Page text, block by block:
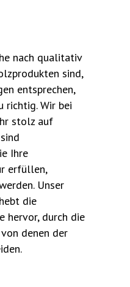
nach qualitativ
sind,
entsprechen,
richtig. Wir bei
stolz auf
Ihre
erfüllen,
Unser
die
hervor, durch die
denen der